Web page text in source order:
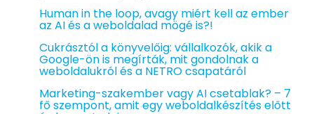
Human in the loop, avagy miért kell az ember
az AI és a weboldalad mögé is?!
Cukrásztól a könyvelőig: vállalkozók, akik a
Google-ön is megírták, mit gondolnak a
weboldalukról és a NETRO csapatáról
Marketing-szakember vagy AI csetablak? – 7
fő szempont, amit egy weboldalkészítés előtt